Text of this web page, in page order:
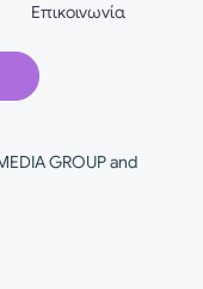
GROUP and
Επικοινωνία